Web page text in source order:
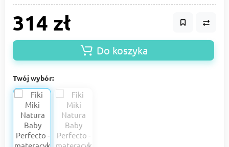
314 zł
Do koszyka
Twój wybór: